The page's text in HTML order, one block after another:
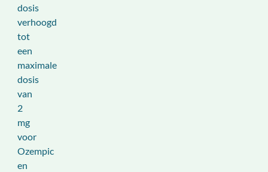
dosis
verhoogd
tot
een
maximale
dosis
van
2
mg
voor
Ozempic
en